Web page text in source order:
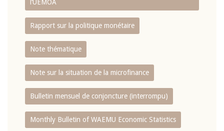
l‘UEMOA
Rapport sur la politique monétaire
Note thématique
Note sur la situation de la microfinance
Bulletin mensuel de conjoncture (interrompu)
Monthly Bulletin of WAEMU Economic Statistics